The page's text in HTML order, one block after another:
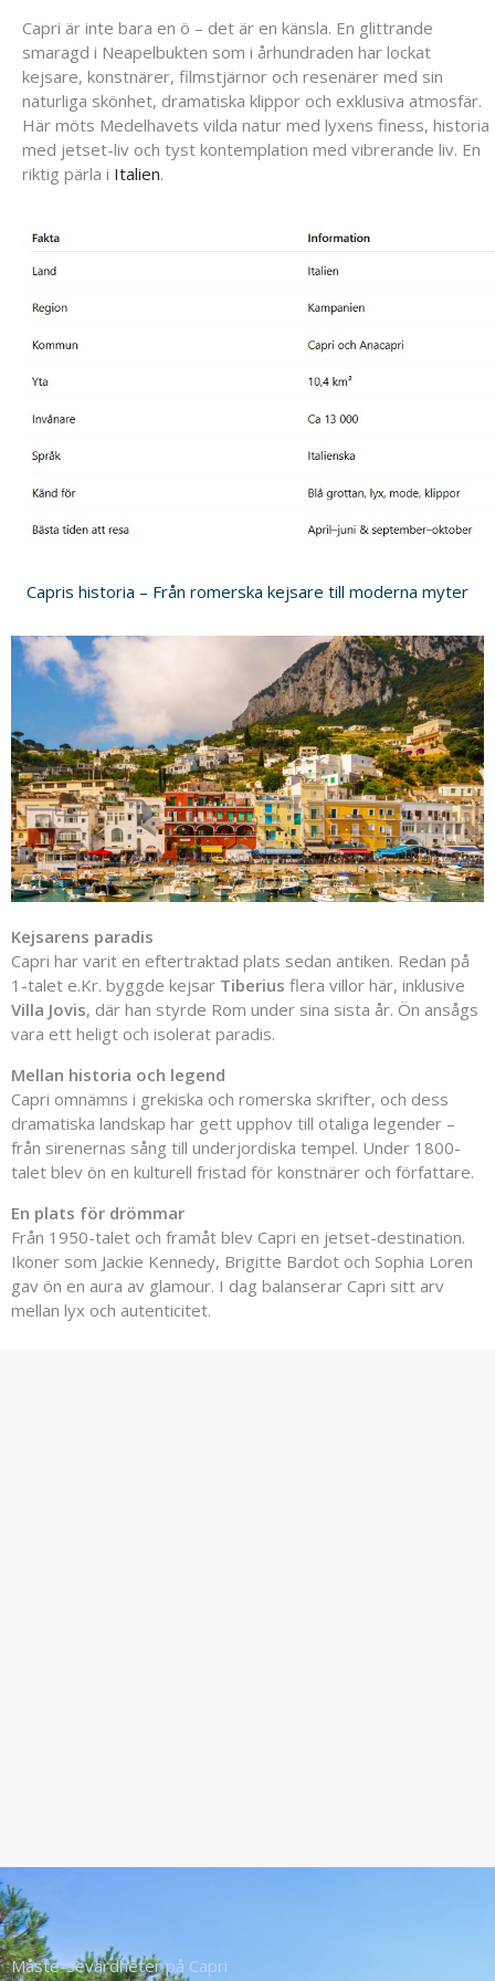
Capri är inte bara en ö – det är en känsla. En glittrande
smaragd i Neapelbukten som i århundraden har lockat
kejsare, konstnärer, filmstjärnor och resenärer med sin
naturliga skönhet, dramatiska klippor och exklusiva atmosfär.
Här möts Medelhavets vilda natur med lyxens finess, historia
med jetset-liv och tyst kontemplation med vibrerande liv. En
riktig pärla i Italien.
Capris historia – Från romerska kejsare till moderna myter
Kejsarens paradis
Capri har varit en eftertraktad plats sedan antiken. Redan på
1-talet e.Kr. byggde kejsar Tiberius flera villor här, inklusive
Villa Jovis, där han styrde Rom under sina sista år. Ön ansågs
vara ett heligt och isolerat paradis.
Mellan historia och legend
Capri omnämns i grekiska och romerska skrifter, och dess
dramatiska landskap har gett upphov till otaliga legender –
från sirenernas sång till underjordiska tempel. Under 1800-
talet blev ön en kulturell fristad för konstnärer och författare.
En plats för drömmar
Från 1950-talet och framåt blev Capri en jetset-destination.
Ikoner som Jackie Kennedy, Brigitte Bardot och Sophia Loren
gav ön en aura av glamour. I dag balanserar Capri sitt arv
mellan lyx och autenticitet.
Måste-sevärdheter på Capri